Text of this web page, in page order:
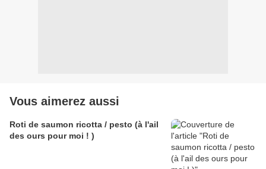
Vous aimerez aussi
Roti de saumon ricotta / pesto (à l'ail
des ours pour moi ! )